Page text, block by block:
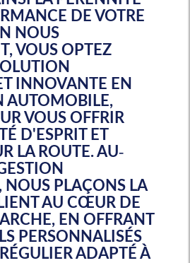
DE VOTRE
NOUS
VOUS OPTEZ
INNOVANTE EN
AUTOMOBILE,
VOUS OFFRIR
D'ESPRIT ET
LA ROUTE. AU-
PLAÇONS LA
AU CŒUR DE
EN OFFRANT
PERSONNALISÉS
ADAPTÉ À